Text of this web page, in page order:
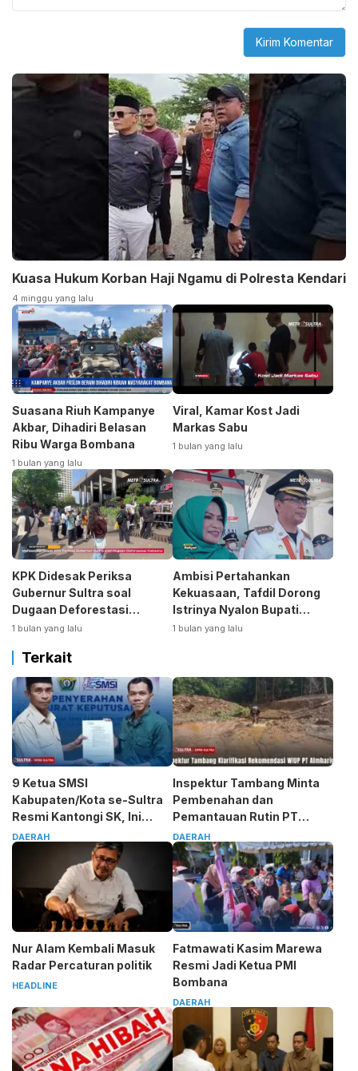
Kuasa Hukum Korban Haji Ngamu di Polresta Kendari
4 minggu yang lalu
Suasana Riuh Kampanye
Akbar, Dihadiri Belasan
Ribu Warga Bombana
1 bulan yang lalu
Viral, Kamar Kost Jadi
Markas Sabu
1 bulan yang lalu
KPK Didesak Periksa
Gubernur Sultra soal
Dugaan Deforestasi
Kabaen
1 bulan yang lalu
Ambisi Pertahankan
Kekuasaan, Tafdil Dorong
Istrinya Nyalon Bupati
Bombana
1 bulan yang lalu
Terkait
9 Ketua SMSI
Kabupaten/Kota se-Sultra
Resmi Kantongi SK, Ini
Pesan Tegas Sarjono
DAERAH
Inspektur Tambang Minta
Pembenahan dan
Pemantauan Rutin PT
Almharig
DAERAH
Nur Alam Kembali Masuk
Radar Percaturan politik
HEADLINE
Fatmawati Kasim Marewa
Resmi Jadi Ketua PMI
Bombana
DAERAH